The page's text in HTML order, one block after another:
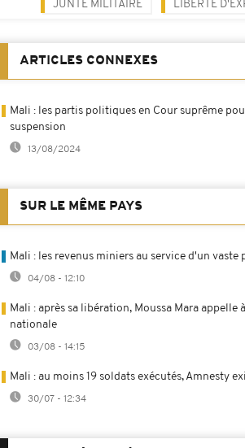
JUNTE MILITAIRE LIBERTÉ
ARTICLES CONNEXES
Mali : les partis politiques en Cour suprême
suspension
13/08/2024
SUR LE MÊME PAYS
Mali : les revenus miniers au service d'un
04/08 - 12:10
Mali : après sa libération, Moussa Mara appelle
nationale
03/08 - 14:15
Mali : au moins 19 soldats exécutés, Amnesty
30/07 - 12:34